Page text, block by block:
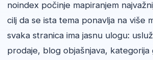
noindex počinje mapiranjem
cilj da se ista tema ponavlja na više
svaka stranica ima jasnu ulogu:
prodaje, blog objašnjava, kategorija